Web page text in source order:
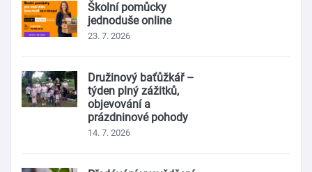
Školní pomůcky
jednoduše online
23. 7. 2026
Družinový baťůžkář –
týden plný zážitků,
objevování a
prázdninové pohody
14. 7. 2026